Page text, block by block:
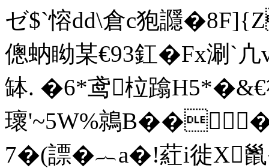
ゼ$`愹dd\倉c狍讔
傯蚋眑某€93釭� Fx涮`凣
缽. �6*鸢柆蹹
瓌'~5W%鶁B���!
7�(謤�︷a�!葒i徙X巤